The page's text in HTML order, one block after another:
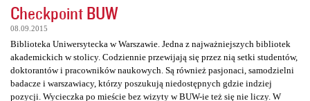
Checkpoint BUW
08.09.2015
Biblioteka Uniwersytecka w Warszawie. Jedna z najważniejszych bibliotek
akademickich w stolicy. Codziennie przewijają się przez nią setki studentów,
doktorantów i pracowników naukowych. Są również pasjonaci, samodzielni
badacze i warszawiacy, którzy poszukują niedostępnych gdzie indziej
pozycji. Wycieczka po mieście bez wizyty w BUW-ie też się nie liczy. W